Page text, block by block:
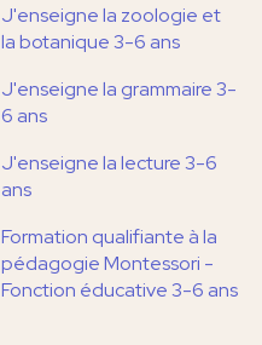
J'enseigne la zoologie et
la botanique 3-6 ans
J'enseigne la grammaire 3-
6 ans
J'enseigne la lecture 3-6
ans
Formation qualifiante à la
pédagogie Montessori -
Fonction éducative 3-6 ans